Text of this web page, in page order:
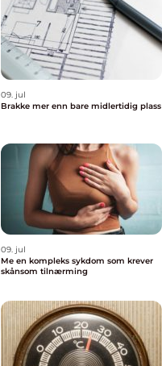
09. jul
Brakke mer enn bare midlertidig plass
09. jul
Me en kompleks sykdom som krever
skånsom tilnærming